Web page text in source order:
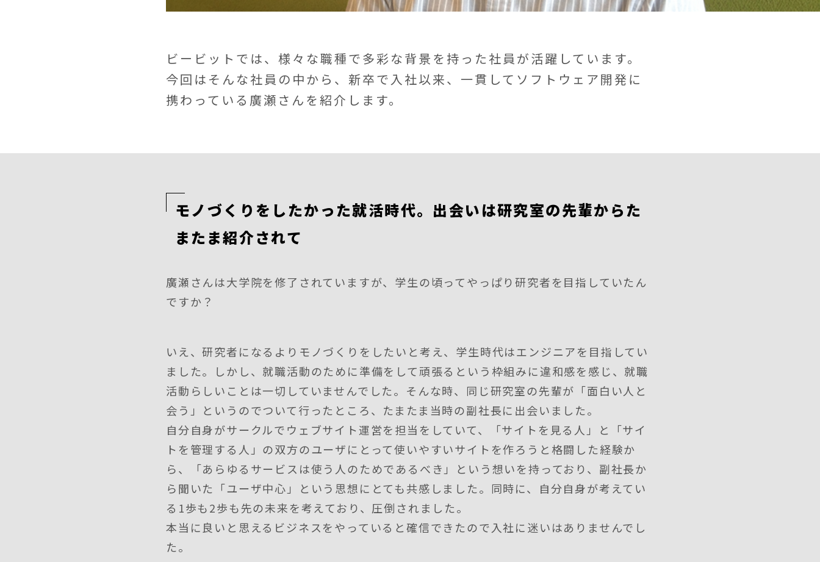
ビービットでは、様々な職種で多彩な背景を持った社員が活躍しています。
今回はそんな社員の中から、新卒で入社以来、一貫してソフトウェア開発に
携わっている廣瀬さんを紹介します。
モノづくりをしたかった就活時代。出会いは研究室の先輩からた
またま紹介されて
廣瀬さんは大学院を修了されていますが、学生の頃ってやっぱり研究者を目指していたん
ですか？
いえ、研究者になるよりモノづくりをしたいと考え、学生時代はエンジニアを目指してい
ました。しかし、就職活動のために準備をして頑張るという枠組みに違和感を感じ、就職
活動らしいことは一切していませんでした。そんな時、同じ研究室の先輩が「面白い人と
会う」というのでついて行ったところ、たまたま当時の副社長に出会いました。
自分自身がサークルでウェブサイト運営を担当をしていて、「サイトを見る人」と「サイ
トを管理する人」の双方のユーザにとって使いやすいサイトを作ろうと格闘した経験か
ら、「あらゆるサービスは使う人のためであるべき」という想いを持っており、副社長か
ら聞いた「ユーザ中心」という思想にとても共感しました。同時に、自分自身が考えてい
る1歩も2歩も先の未来を考えており、圧倒されました。
本当に良いと思えるビジネスをやっていると確信できたので入社に迷いはありませんでし
た。